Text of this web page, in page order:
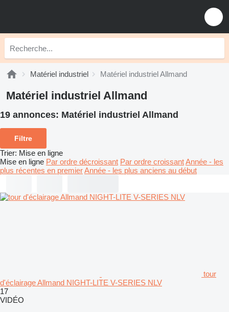
Matériel industriel Matériel industriel Allmand
Matériel industriel Allmand
19 annonces: Matériel industriel Allmand
Filtre
Trier: Mise en ligne
Mise en ligne Par ordre décroissant Par ordre croissantAnnée - les
plus récentes en premierAnnée - les plus anciens au début
tour
d'éclairage Allmand NIGHT-LITE V-SERIES NLV
17
VIDÉO